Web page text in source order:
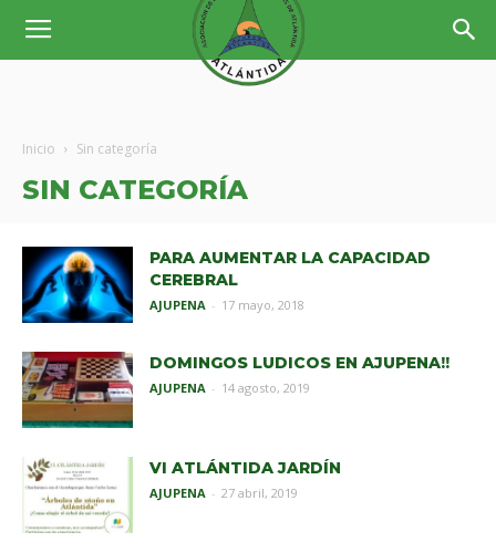
Inicio Sin categoría
SIN CATEGORÍA
PARA AUMENTAR LA CAPACIDAD
CEREBRAL
AJUPENA - 17 mayo, 2018
DOMINGOS LUDICOS EN AJUPENA!!
AJUPENA - 14 agosto, 2019
VI ATLÁNTIDA JARDÍN
AJUPENA - 27 abril, 2019